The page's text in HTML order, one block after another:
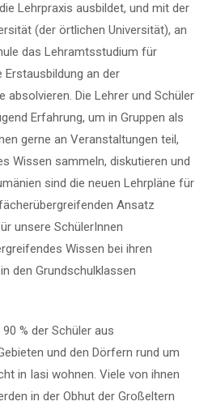
Lehrpraxis ausbildet, und mit der
(der örtlichen Universität), an
das Lehramtsstudium für
an der
absolvieren. Die Lehrer und Schüler
Erfahrung, um in Gruppen als
gerne an Veranstaltungen teil,
Wissen sammeln, diskutieren und
sind die neuen Lehrpläne für
Ansatz
unsere SchülerInnen
Wissen bei ihren
den Grundschulklassen
% der Schüler aus
und den Dörfern rund um
in Iasi wohnen. Viele von ihnen
in der Obhut der Großeltern